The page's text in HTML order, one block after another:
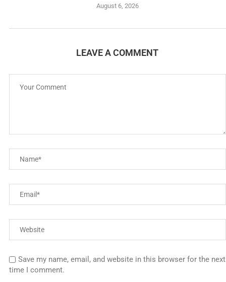
August 6, 2026
LEAVE A COMMENT
Save my name, email, and website in this browser for the next
time I comment.